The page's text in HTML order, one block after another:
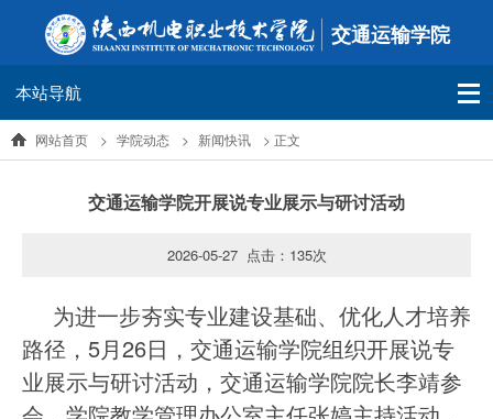
交通运输学院
本站导航
网站首页 > 学院动态 > 新闻快讯 > 正文
交通运输学院开展说专业展示与研讨活动
2026-05-27 点击： 135次
为进一步夯实专业建设基础、优化人才培养
路径，5月26日，交通运输学院组织开展说专
业展示与研讨活动，交通运输学院院长李靖参